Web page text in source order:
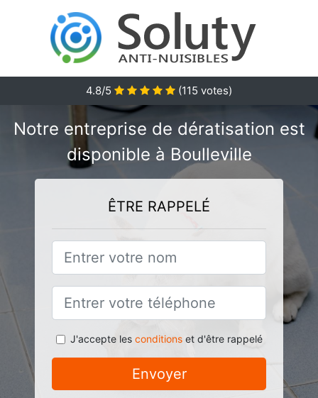
4.8/5 (115 votes)
Notre entreprise de dératisation est
disponible à Boulleville
ÊTRE RAPPELÉ
J'accepte les conditionset d'être rappelé
Envoyer